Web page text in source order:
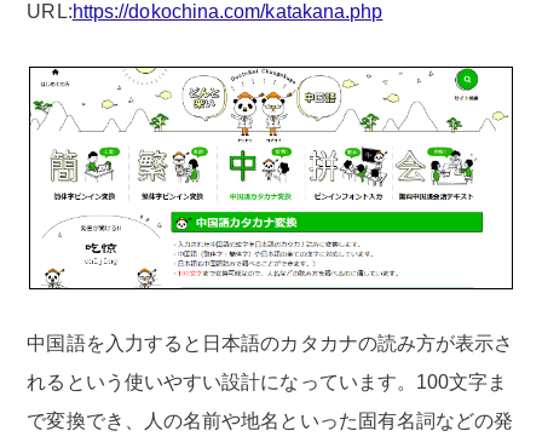
URL:https://dokochina.com/katakana.php
中国語を入力すると日本語のカタカナの読み方が表示さ
れるという使いやすい設計になっています。100文字ま
で変換でき、人の名前や地名といった固有名詞などの発